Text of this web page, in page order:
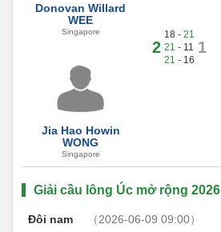
Donovan Willard
WEE
Singapore
Jia Hao Howin
WONG
Singapore
2
18 - 21
21 - 11
21 - 16
1
Giải cầu lông Úc mở rộng 2026
Đôi nam （2026-06-09 09:00）